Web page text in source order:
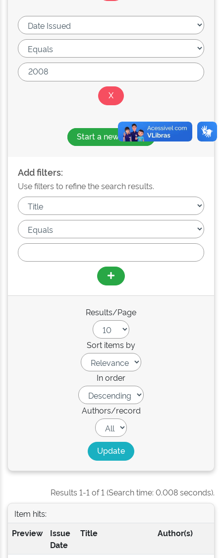
Start a new search
Add filters:
Use filters to refine the search results.
Results/Page
Sort items by
In order
Authors/record
Results 1-1 of 1 (Search time: 0.008 seconds).
Item hits:
Preview
Issue
Date
Title Author(s)